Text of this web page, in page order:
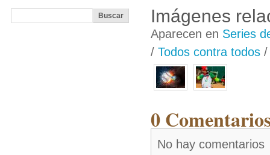
Imágenes
Aparecen en Series
/ Todos contra todos
0
No hay comentarios